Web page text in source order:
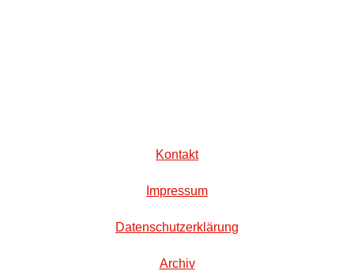
Kontakt
Impressum
Datenschutzerklärung
Archiv